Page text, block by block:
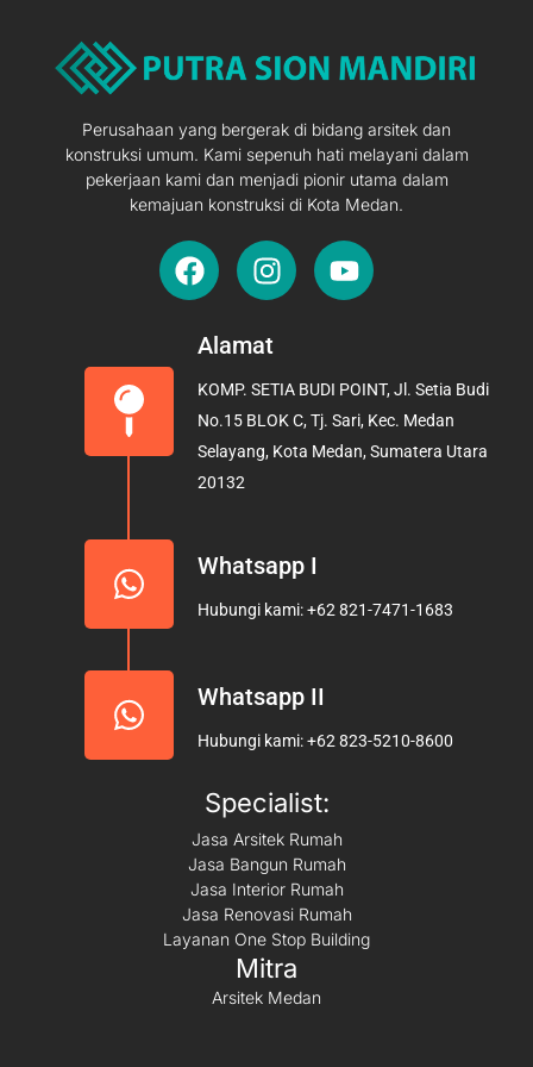
Perusahaan yang bergerak di bidang arsitek dan
konstruksi umum. Kami sepenuh hati melayani dalam
pekerjaan kami dan menjadi pionir utama dalam
kemajuan konstruksi di Kota Medan.
F
a
e
o
o
k
I
n
t
g
r
a
Y
o
b
e
Alamat
KOMP. SETIA BUDI POINT, Jl. Setia Budi
No.15 BLOK C, Tj. Sari, Kec. Medan
Selayang, Kota Medan, Sumatera Utara
20132
Whatsapp I
Hubungi kami: +62 821-7471-1683
Whatsapp II
Hubungi kami: +62 823-5210-8600
Specialist:
Jasa Arsitek Rumah
Jasa Bangun Rumah
Jasa Interior Rumah
Jasa Renovasi Rumah
Layanan One Stop Building
Mitra
Arsitek Medan